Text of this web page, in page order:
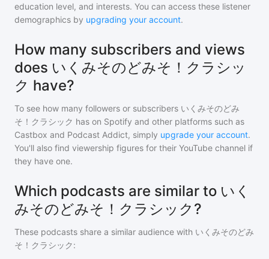
education level, and interests. You can access these listener
demographics by upgrading your account.
How many subscribers and views
does いくみそのどみそ！クラシッ
ク have?
To see how many followers or subscribers いくみそのどみ
そ！クラシック has on Spotify and other platforms such as
Castbox and Podcast Addict, simply upgrade your account.
You'll also find viewership figures for their YouTube channel if
they have one.
Which podcasts are similar to いく
みそのどみそ！クラシック?
These podcasts share a similar audience with いくみそのどみ
そ！クラシック: